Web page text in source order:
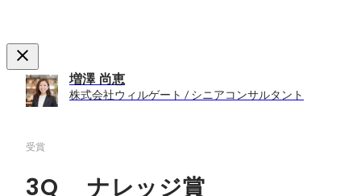
増澤 尚恵
株式会社ウィルゲート / シニアコンサルタント
受賞
3Q ナレッジ賞